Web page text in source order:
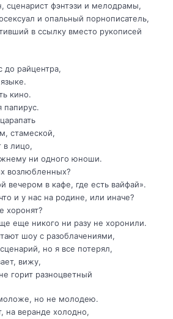
сценарист фэнтэзи и мелодрамы,
и опальный порнописатель,
в ссылку вместо рукописей
до райцентра,
кино.
папирус.
стамеской,
в лицо,
ни одного юноши.
возлюбленных?
вечером в кафе, где есть вайфай».
и у нас на родине, или иначе?
хоронят?
еще никого ни разу не хоронили.
шоу с разоблачениями,
но я все потерял,
вижу,
горит разноцветный
моложе, но не молодею.
на веранде холодно,